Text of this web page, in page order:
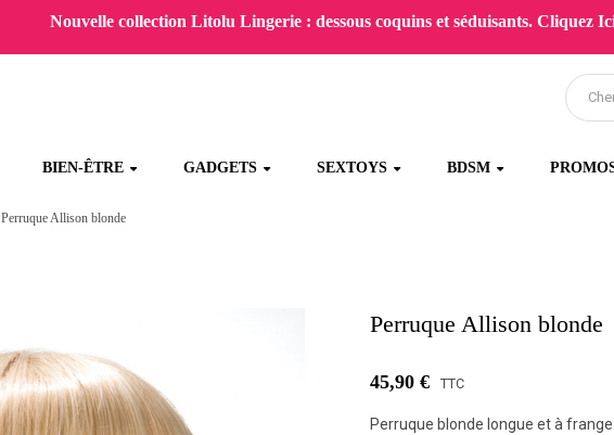
Nouvelle collection Litolu Lingerie : dessous coquins et séduisants. Cliquez
BIEN-ÊTRE GADGETS SEXTOYS BDSM
Perruque Allison blonde
Perruque Allison blonde
45,90 € TTC
Perruque blonde longue et à